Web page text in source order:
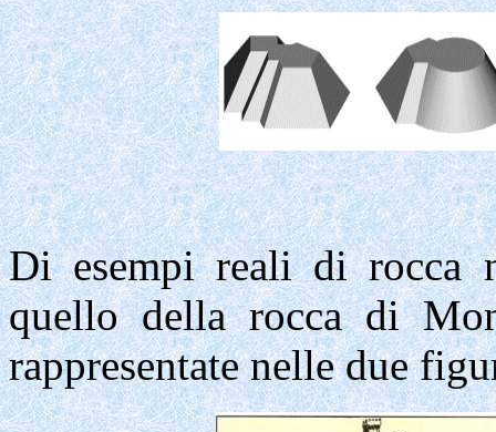
Diesempi reali di rocca
quello della rocca di
rappresentate nelle due